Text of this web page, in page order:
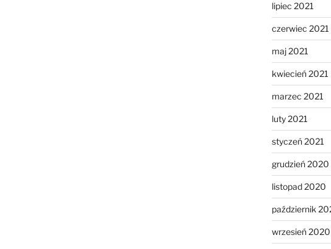
lipiec 2021
czerwiec 2021
maj 2021
kwiecień 2021
marzec 2021
luty 2021
styczeń 2021
grudzień 2020
listopad 2020
październik
wrzesień 2020